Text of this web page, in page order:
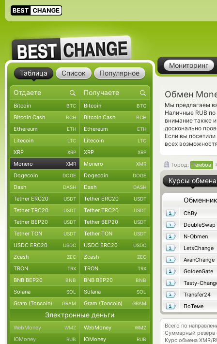
Мониторинг
Обмен
Мы предлагаем
Наличные RUB
внимание также
досконально
Если вы
всех
Город: Тамбов
Курсы обмена
Обменник
ChBy
DoubleSwap
N-Obmen
LetsChange
AvanChange
GoldenGate
Tasty-
Transfer24
ПоТеме
Всего по
Суммарный резерв
Курс обмена XMR/
Таблица Список Популярное
Bitcoin BTC Bitcoin BTC
Bitcoin Cash BCH Bitcoin Cash BCH
Ethereum ETH Ethereum ETH
Litecoin LTC Litecoin LTC
XRP XRP XRP XRP
Monero XMR Monero XMR
Dogecoin DOGE Dogecoin DOGE
Dash DASH Dash DASH
Tether ERC20 USDT Tether ERC20 USDT
Tether TRC20 USDT Tether TRC20 USDT
Tether BEP20 USDT Tether BEP20 USDT
Tether TON USDT Tether TON USDT
USDC ERC20 USDC USDC ERC20 USDC
Zcash ZEC Zcash ZEC
TRON TRX TRON TRX
BNB BEP20 BNB BNB BEP20 BNB
Solana SOL Solana SOL
Gram (Toncoin) GRAM Gram (Toncoin) GRAM
Электронные деньги
WebMoney WMZ WebMoney WMZ
ЮMoney RUB ЮMoney RUB